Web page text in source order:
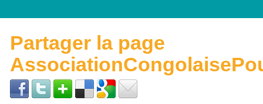
Partager la page